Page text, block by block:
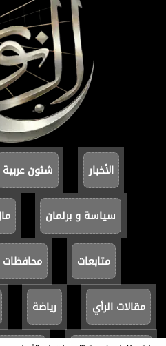
الأخبار شئون عربية
سياسة و برلمان
متابعات محافظات
مقالات الرأي رياضة